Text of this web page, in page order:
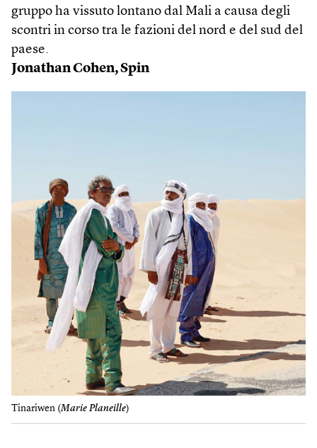
gruppo ha vissuto lontano dal Mali a causa degli
scontri in corso tra le fazioni del nord e del sud del
paese.
Jonathan Cohen, Spin
Tinariwen (Marie Planeille)